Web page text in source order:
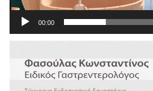
00:00